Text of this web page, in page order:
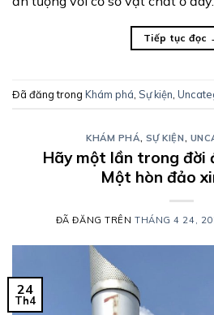
Tiếp tục đọc
Đã đăng trong Khám phá Sự kiện
KHÁM PHÁ, SỰ KIỆN,
Hãy một lần trong đời
Một hòn đảo
ĐÃ ĐĂNG TRÊN THÁNG 4 24,
24
Th4